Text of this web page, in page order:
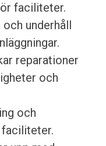
faciliteter.
underhåll
reparationer
och
och